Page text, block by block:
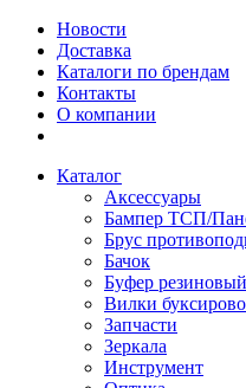
Новости
Доставка
Каталоги по брендам
Контакты
О компании
Каталог
Аксессуары
Бампер ТСП/
Брус
Бачок
Буфер резиновый
Вилки
Запчасти
Зеркала
Инструмент